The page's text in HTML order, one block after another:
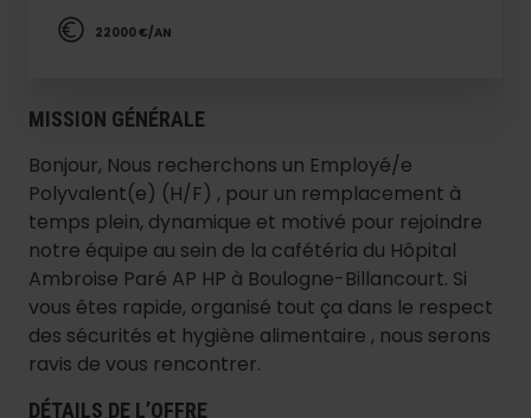
22000 €/AN
MISSION GÉNÉRALE
Bonjour, Nous recherchons un Employé/e
Polyvalent(e) (H/F) , pour un remplacement à
temps plein, dynamique et motivé pour rejoindre
notre équipe au sein de la cafétéria du Hôpital
Ambroise Paré AP HP à Boulogne-Billancourt. Si
vous êtes rapide, organisé tout ça dans le respect
des sécurités et hygiène alimentaire , nous serons
ravis de vous rencontrer.
DÉTAILS DE L’OFFRE